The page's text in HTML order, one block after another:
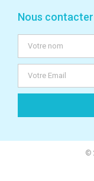
Nous contacter
©